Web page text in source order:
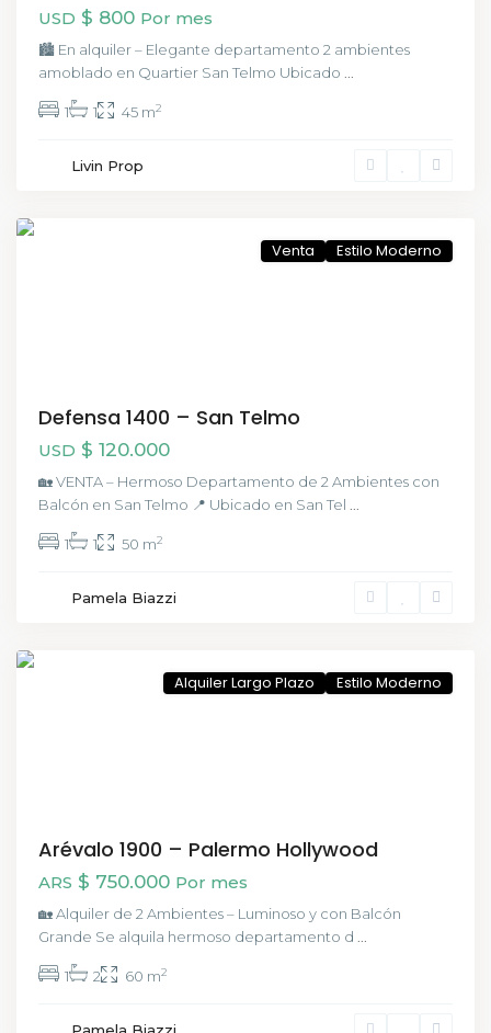
USD $ 800 Por mes
🏙️ En alquiler – Elegante departamento 2 ambientes
amoblado en Quartier San Telmo Ubicado
1 1 45 m2
Livin Prop
Venta Estilo Moderno
Defensa 1400 – San Telmo
USD $ 120.000
🏡 VENTA – Hermoso Departamento de 2 Ambientes con
Balcón en San Telmo 📍 Ubicado en San Tel
1 1 50 m2
Pamela Biazzi
Palermo
Alquiler Largo Plazo Estilo Moderno
Arévalo 1900 – Palermo Hollywood
ARS $ 750.000 Por mes
🏡 Alquiler de 2 Ambientes – Luminoso y con Balcón
Grande Se alquila hermoso departamento d
1 2 60 m2